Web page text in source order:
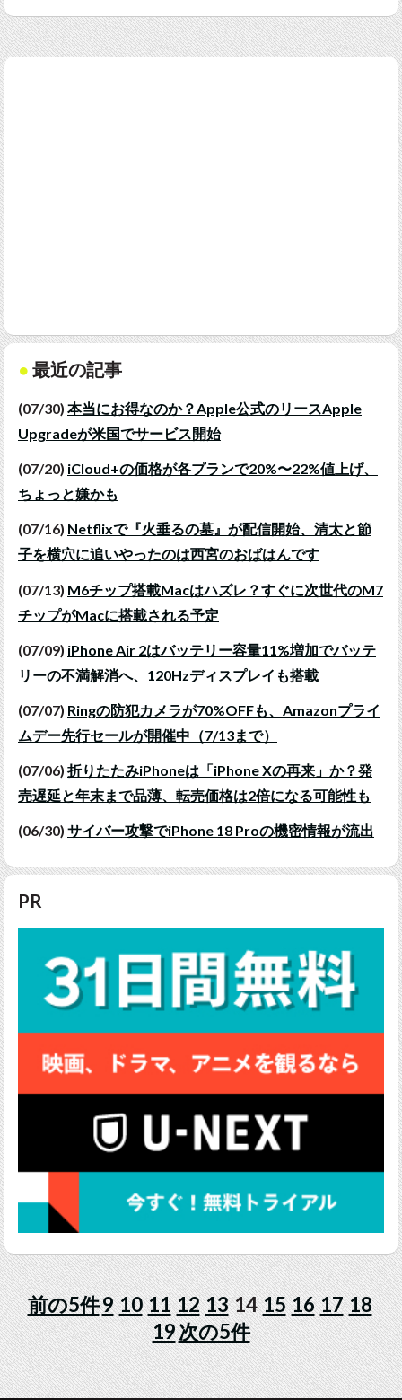
最近の記事
(07/30) 本当にお得なのか？Apple公式のリースApple
Upgradeが米国でサービス開始
(07/20) iCloud+の価格が各プランで20%〜22%値上げ、
ちょっと嫌かも
(07/16) Netflixで『火垂るの墓』が配信開始、清太と節
子を横穴に追いやったのは西宮のおばはんです
(07/13) M6チップ搭載Macはハズレ？すぐに次世代のM7
チップがMacに搭載される予定
(07/09) iPhone Air 2はバッテリー容量11%増加でバッテ
リーの不満解消へ、120Hzディスプレイも搭載
(07/07) Ringの防犯カメラが70%OFFも、Amazonプライ
ムデー先行セールが開催中（7/13まで）
(07/06) 折りたたみiPhoneは「iPhone Xの再来」か？発
売遅延と年末まで品薄、転売価格は2倍になる可能性も
(06/30) サイバー攻撃でiPhone 18 Proの機密情報が流出
PR
前の5件9 10 11 12 13 14 15 16 17 18
19次の5件